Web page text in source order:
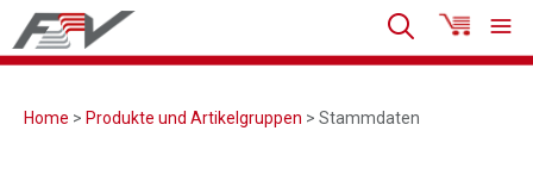
Home > Produkte und Artikelgruppen > Stammdaten